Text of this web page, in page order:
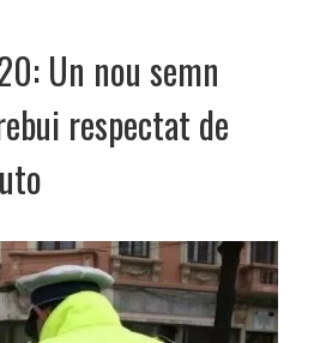
Un nou semn
respectat de